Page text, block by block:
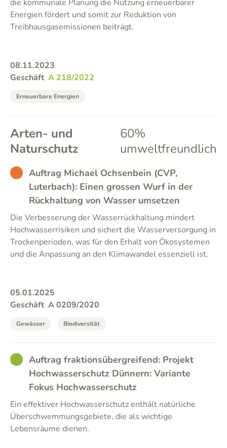
die kommunale Planung die Nutzung erneuerbarer
Energien fördert und somit zur Reduktion von
Treibhausgasemissionen beiträgt.
08.11.2023
Geschäft A 218/2022
Erneuerbare Energien
Arten- und
Naturschutz
60%
umweltfreundlich
BADAuftrag Michael Ochsenbein (CVP,
Luterbach): Einen grossen Wurf in der
Rückhaltung von Wasser umsetzen
Die Verbesserung der Wasserrückhaltung mindert
Hochwasserrisiken und sichert die Wasserversorgung in
Trockenperioden, was für den Erhalt von Ökosystemen
und die Anpassung an den Klimawandel essenziell ist.
05.01.2025
Geschäft A 0209/2020
Gewässer Biodiversität
GOODAuftrag fraktionsübergreifend: Projekt
Hochwasserschutz Dünnern: Variante
Fokus Hochwasserschutz
Ein effektiver Hochwasserschutz enthält natürliche
Überschwemmungsgebiete, die als wichtige
Lebensräume dienen.